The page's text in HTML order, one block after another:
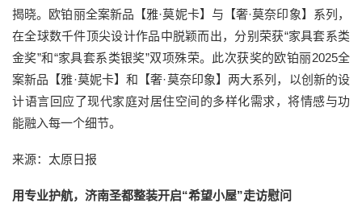
揭晓。欧铂丽全案新品【雅·莫妮卡】与【奢·莫奈印象】系列，
在全球数千件顶尖设计作品中脱颖而出，分别荣获“家具套系类
金奖”和“家具套系类银奖”双项殊荣。此次获奖的欧铂丽2025全
案新品【雅·莫妮卡】和【奢·莫奈印象】两大系列，以创新的设
计语言回应了现代家庭对居住空间的多样化需求，将情感与功
能融入每一个细节。
来源：太原日报
用专业护航，济南圣都整装开启“希望小屋”走访慰问